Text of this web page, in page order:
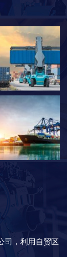
司，利用自贸区